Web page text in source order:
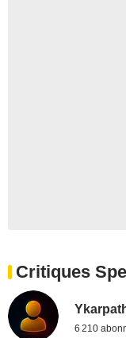
Critiques
6 210